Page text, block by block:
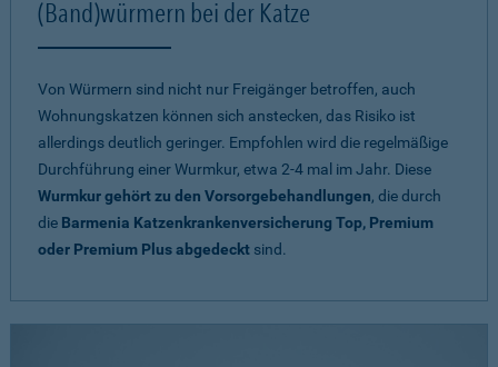
(Band)würmern bei der Katze
Von Würmern sind nicht nur Freigänger betroffen, auch
Wohnungskatzen können sich anstecken, das Risiko ist
allerdings deutlich geringer. Empfohlen wird die regelmäßige
Durchführung einer Wurmkur, etwa 2-4 mal im Jahr. Diese
Wurmkur gehört zu den Vorsorgebehandlungen, die durch
die Barmenia Katzenkrankenversicherung Top, Premium
oder Premium Plus abgedeckt sind.